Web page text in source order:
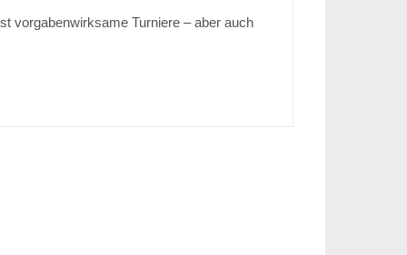
vorgabenwirksame Turniere – aber auch